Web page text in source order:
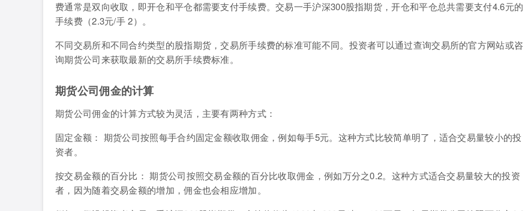
费通常是双向收取，即开仓和平仓都需要支付手续费。交易一手沪深300股指期货，开仓和平仓总共需要支付4.6元的
手续费（2.3元/手 2）。
不同交易所和不同合约类型的股指期货，交易所手续费的标准可能不同。投资者可以通过查询交易所的官方网站或咨
询期货公司来获取最新的交易所手续费标准。
期货公司佣金的计算
期货公司佣金的计算方式较为灵活，主要有两种方式：
固定金额： 期货公司按照每手合约固定金额收取佣金，例如每手5元。这种方式比较简单明了，适合交易量较小的投
资者。
按交易金额的百分比： 期货公司按照交易金额的百分比收取佣金，例如万分之0.2。这种方式适合交易量较大的投资
者，因为随着交易金额的增加，佣金也会相应增加。